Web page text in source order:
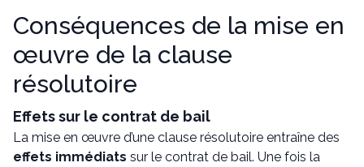
Conséquences de la mise en
œuvre de la clause
résolutoire
Effets sur le contrat de bail
La mise en œuvre d’une clause résolutoire entraîne des
effets immédiats sur le contrat de bail. Une fois la